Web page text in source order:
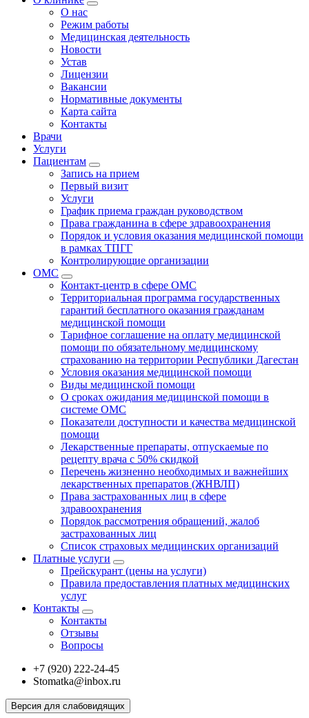
О нас
Режим работы
Медицинская деятельность
Новости
Устав
Лицензии
Вакансии
Нормативные документы
Карта сайта
Контакты
Врачи
Услуги
Пациентам
Запись на прием
Первый визит
Услуги
График приема граждан руководством
Права гражданина в сфере здравоохранения
Порядок и условия оказания медицинской помощи
в рамках ТПГГ
Контролирующие организации
ОМС
Контакт-центр в сфере ОМС
Территориальная программа государственных
гарантий бесплатного оказания гражданам
медицинской помощи
Тарифное соглашение на оплату медицинской
помощи по обязательному медицинскому
страхованию на территории Республики Дагестан
Условия оказания медицинской помощи
Виды медицинской помощи
О сроках ожидания медицинской помощи в
системе ОМС
Показатели доступности и качества медицинской
помощи
Лекарственные препараты, отпускаемые по
рецепту врача с 50% скидкой
Перечень жизненно необходимых и важнейших
лекарственных препаратов (ЖНВЛП)
Права застрахованных лиц в сфере
здравоохранения
Порядок рассмотрения обращений, жалоб
застрахованных лиц
Список страховых медицинских организаций
Платные услуги
Прейскурант (цены на услуги)
Правила предоставления платных медицинских
услуг
Контакты
Контакты
Отзывы
Вопросы
+7 (920) 222-24-45
Stomatka@inbox.ru
Версия для слабовидящих